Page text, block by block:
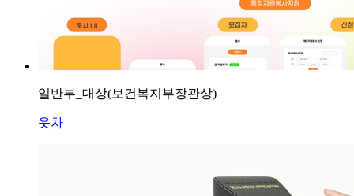
일반부_대상(보건복지부장관상)
읏차